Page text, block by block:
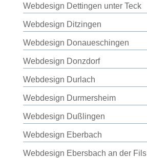
Webdesign Dettingen unter Teck
Webdesign Ditzingen
Webdesign Donaueschingen
Webdesign Donzdorf
Webdesign Durlach
Webdesign Durmersheim
Webdesign Dußlingen
Webdesign Eberbach
Webdesign Ebersbach an der Fils